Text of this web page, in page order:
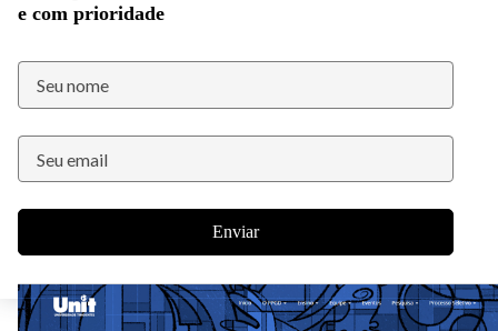
e com prioridade
Enviar